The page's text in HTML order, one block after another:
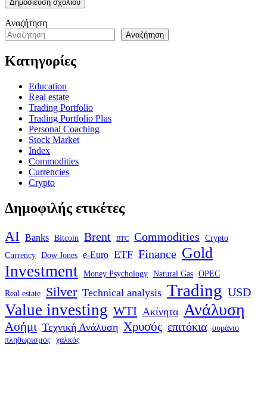
Alternative:
Αναζήτηση
Αναζήτηση
Κατηγορίες
Education
Real estate
Trading Portfolio
Trading Portfolio Plus
Personal Coaching
Stock Market
Index
Commodities
Currencies
Crypto
Δημοφιλής ετικέτες
AI Banks Bitcoin Brent BTC Commodities
Crypto
Currency Dow Jones e-Euro ETF Finance Gold
Investment Money Psychology Natural Gas OPEC
Real estate Silver Technical analysis Trading USD
Value investing WTI Ακίνητα Ανάλυση
Ασήμι Τεχνική Ανάλυση Χρυσός επιτόκια ουράνιο
πληθωρισμός
χαλκός